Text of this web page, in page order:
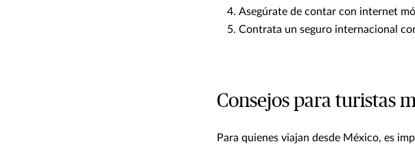
Asegúrate de contar con internet
Contrata un seguro internacional
Consejos para turistas
Para quienes viajan desde México, es